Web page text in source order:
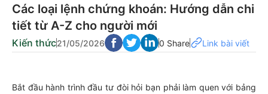
Các loại lệnh chứng khoán: Hướng dẫn chi
tiết từ A-Z cho người mới
Kiến thức21/05/2026 0 Share Link bài viết
Bắt đầu hành trình đầu tư đòi hỏi bạn phải làm quen với bảng